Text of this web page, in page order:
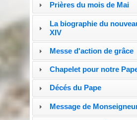
Prières du mois de Mai
La biographie du
XIV
Messe d'action de grâce
Chapelet pour notre
Décés du Pape
Message de